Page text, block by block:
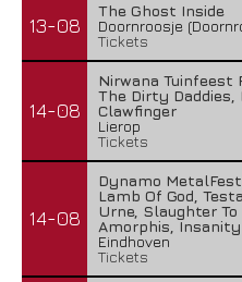
13-08
The Ghost Inside
Doornroosje
Tickets
14-08
Nirwana Tuinfeest
The Dirty Daddies,
Clawfinger
Lierop
Tickets
14-08
Dynamo
Lamb Of God,
Urne, Slaughter To
Amorphis,
Eindhoven
Tickets